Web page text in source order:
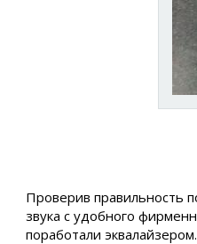
Проверив правильность
звука с удобного
поработали